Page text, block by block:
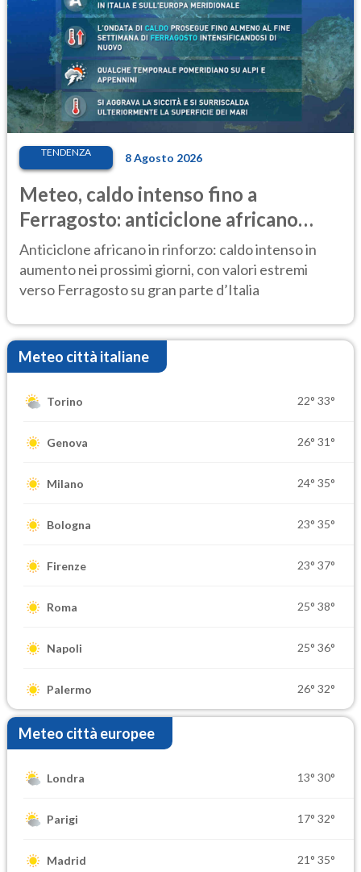
TENDENZA 8 Agosto 2026
Meteo, caldo intenso fino a
Ferragosto: anticiclone africano
ancora protagonista
Anticiclone africano in rinforzo: caldo intenso in
aumento nei prossimi giorni, con valori estremi
verso Ferragosto su gran parte d’Italia
Meteo città italiane
Torino 22° 33°
Genova 26° 31°
Milano 24° 35°
Bologna 23° 35°
Firenze 23° 37°
Roma 25° 38°
Napoli 25° 36°
Palermo 26° 32°
Meteo città europee
Londra 13° 30°
Parigi 17° 32°
Madrid 21° 35°